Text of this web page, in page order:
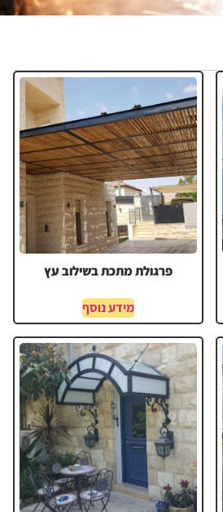
פרגולת מתכת בשילוב עץ
מידע נוסף